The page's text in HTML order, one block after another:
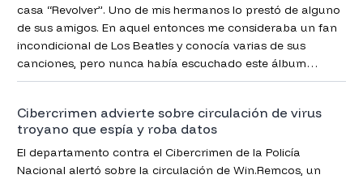
casa “Revolver”. Uno de mis hermanos lo prestó de alguno
de sus amigos. En aquel entonces me consideraba un fan
incondicional de Los Beatles y conocía varias de sus
canciones, pero nunca había escuchado este álbum
completo. Fue una experiencia transformadora.
Cibercrimen advierte sobre circulación de virus
troyano que espía y roba datos
El departamento contra el Cibercrimen de la Policía
Nacional alertó sobre la circulación de Win.Remcos, un